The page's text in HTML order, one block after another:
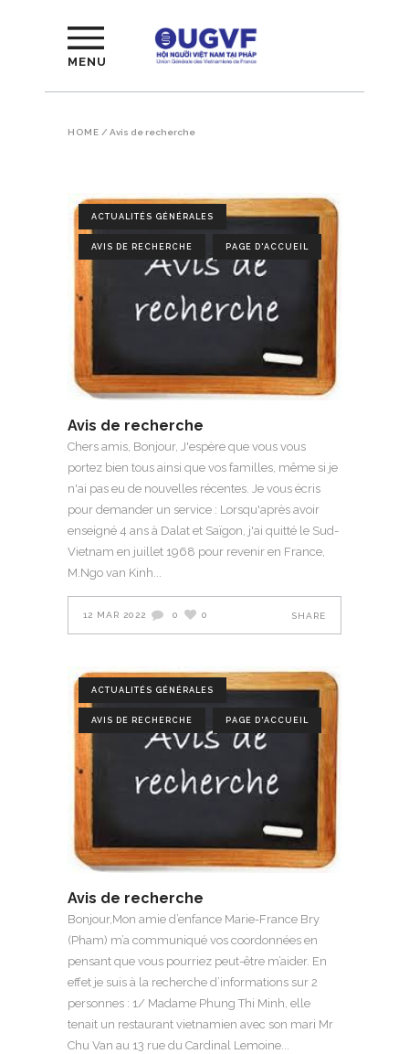
MENU
HOME / Avis de recherche
ACTUALITÉS GÉNÉRALES
AVIS DE RECHERCHE PAGE D'ACCUEIL
Avis de recherche
Chers amis, Bonjour, J'espère que vous vous
portez bien tous ainsi que vos familles, même si je
n'ai pas eu de nouvelles récentes. Je vous écris
pour demander un service : Lorsqu'après avoir
enseigné 4 ans à Dalat et Saïgon, j'ai quitté le Sud-
Vietnam en juillet 1968 pour revenir en France,
M.Ngo van Kinh
12 MAR 2022 0 0 SHARE
ACTUALITÉS GÉNÉRALES
AVIS DE RECHERCHE PAGE D'ACCUEIL
Avis de recherche
Bonjour,Mon amie d’enfance Marie-France Bry
(Pham) m’a communiqué vos coordonnées en
pensant que vous pourriez peut-être m’aider. En
effet je suis à la recherche d’informations sur 2
personnes : 1/ Madame Phung Thi Minh, elle
tenait un restaurant vietnamien avec son mari Mr
Chu Van au 13 rue du Cardinal Lemoine